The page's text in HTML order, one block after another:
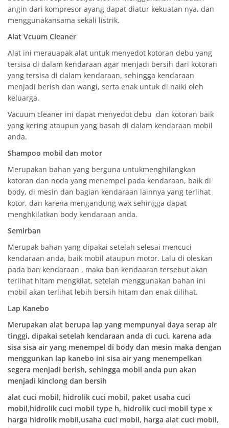
angin dari kompresor ayang dapat diatur kekuatan nya, dan
menggunakansama sekali listrik.
Alat Vcuum Cleaner
Alat ini merauapak alat untuk menyedot kotoran debu yang
tersisa di dalam kendaraan agar menjadi bersih dari kotoran
yang tersisa di dalam kendaraan, sehingga kendaraan
menjadi berish dan wangi, serta enak untuk di naiki oleh
keluarga.
Vacuum cleaner ini dapat menyedot debu dan kotoran baik
yang kering ataupun yang basah di dalam kendaraan mobil
anda.
Shampoo mobil dan motor
Merupakan bahan yang berguna untukmenghilangkan
kotoran dan noda yang menempel pada kendaraan, baik di
body, di mesin dan bagian kendaraan lainnya yang terlihat
kotor, dan karena mengandung wax sehingga dapat
menghkilatkan body kendaraan anda.
Semirban
Merupak bahan yang dipakai setelah selesai mencuci
kendaraan anda, baik mobil ataupun motor. Lalu di oleskan
pada ban kendaraan , maka ban kendaaran tersebut akan
terlihat hitam mengkilat, setelah menggunakan bahan ini
mobil akan terlihat lebih bersih hitam dan enak dilihat.
Lap Kanebo
Merupakan alat berupa lap yang mempunyai daya serap air
tinggi, dipakai setelah kendaraan anda di cuci, karena ada
sisa sisa air yang menempel di body dan mesin maka dengan
menggunkan lap kanebo ini sisa air yang menempelkan
segera menjadi berish, sehingga mobil anda pun akan
menjadi kinclong dan bersih
alat cuci mobil, hidrolik cuci mobil, paket usaha cuci
mobil,hidrolik cuci mobil type h, hidrolik cuci mobil type x
harga hidrolik mobil,usaha cuci mobil, harga alat cuci mobil,